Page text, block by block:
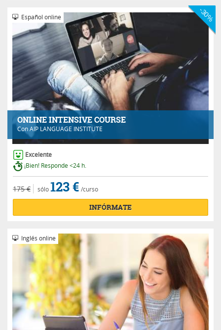
ONLINE INTENSIVE COURSE
ConAIP LANGUAGE INSTITUTE
Español online -30%
Excelente
¡Bien! Responde <24 h.
175 € sólo123 € /curso
INFÓRMATE
Inglés online